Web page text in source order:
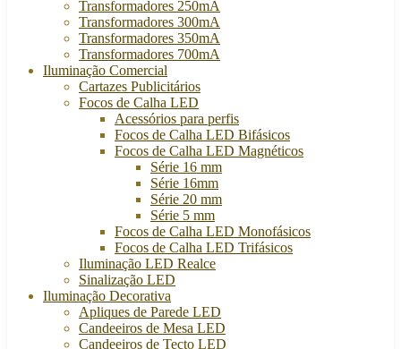
Transformadores 250mA
Transformadores 300mA
Transformadores 350mA
Transformadores 700mA
Iluminação Comercial
Cartazes Publicitários
Focos de Calha LED
Acessórios para perfis
Focos de Calha LED Bifásicos
Focos de Calha LED Magnéticos
Série 16 mm
Série 16mm
Série 20 mm
Série 5 mm
Focos de Calha LED Monofásicos
Focos de Calha LED Trifásicos
Iluminação LED Realce
Sinalização LED
Iluminação Decorativa
Apliques de Parede LED
Candeeiros de Mesa LED
Candeeiros de Tecto LED